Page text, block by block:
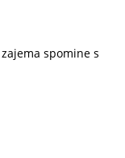
spomine s